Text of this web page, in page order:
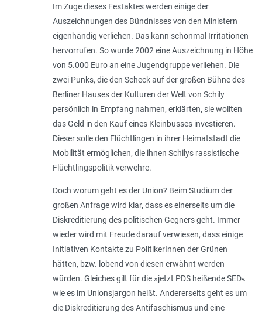
Im Zuge dieses Festaktes werden einige der
Auszeichnungen des Bündnisses von den Ministern
eigenhändig verliehen. Das kann schonmal Irritationen
hervorrufen. So wurde 2002 eine Auszeichnung in Höhe
von 5.000 Euro an eine Jugendgruppe verliehen. Die
zwei Punks, die den Scheck auf der großen Bühne des
Berliner Hauses der Kulturen der Welt von Schily
persönlich in Empfang nahmen, erklärten, sie wollten
das Geld in den Kauf eines Kleinbusses investieren.
Dieser solle den Flüchtlingen in ihrer Heimatstadt die
Mobilität ermöglichen, die ihnen Schilys rassistische
Flüchtlingspolitik verwehre.
Doch worum geht es der Union? Beim Studium der
großen Anfrage wird klar, dass es einerseits um die
Diskreditierung des politischen Gegners geht. Immer
wieder wird mit Freude darauf verwiesen, dass einige
Initiativen Kontakte zu PolitikerInnen der Grünen
hätten, bzw. lobend von diesen erwähnt werden
würden. Gleiches gilt für die »jetzt PDS heißende SED«
wie es im Unionsjargon heißt. Andererseits geht es um
die Diskreditierung des Antifaschismus und eine